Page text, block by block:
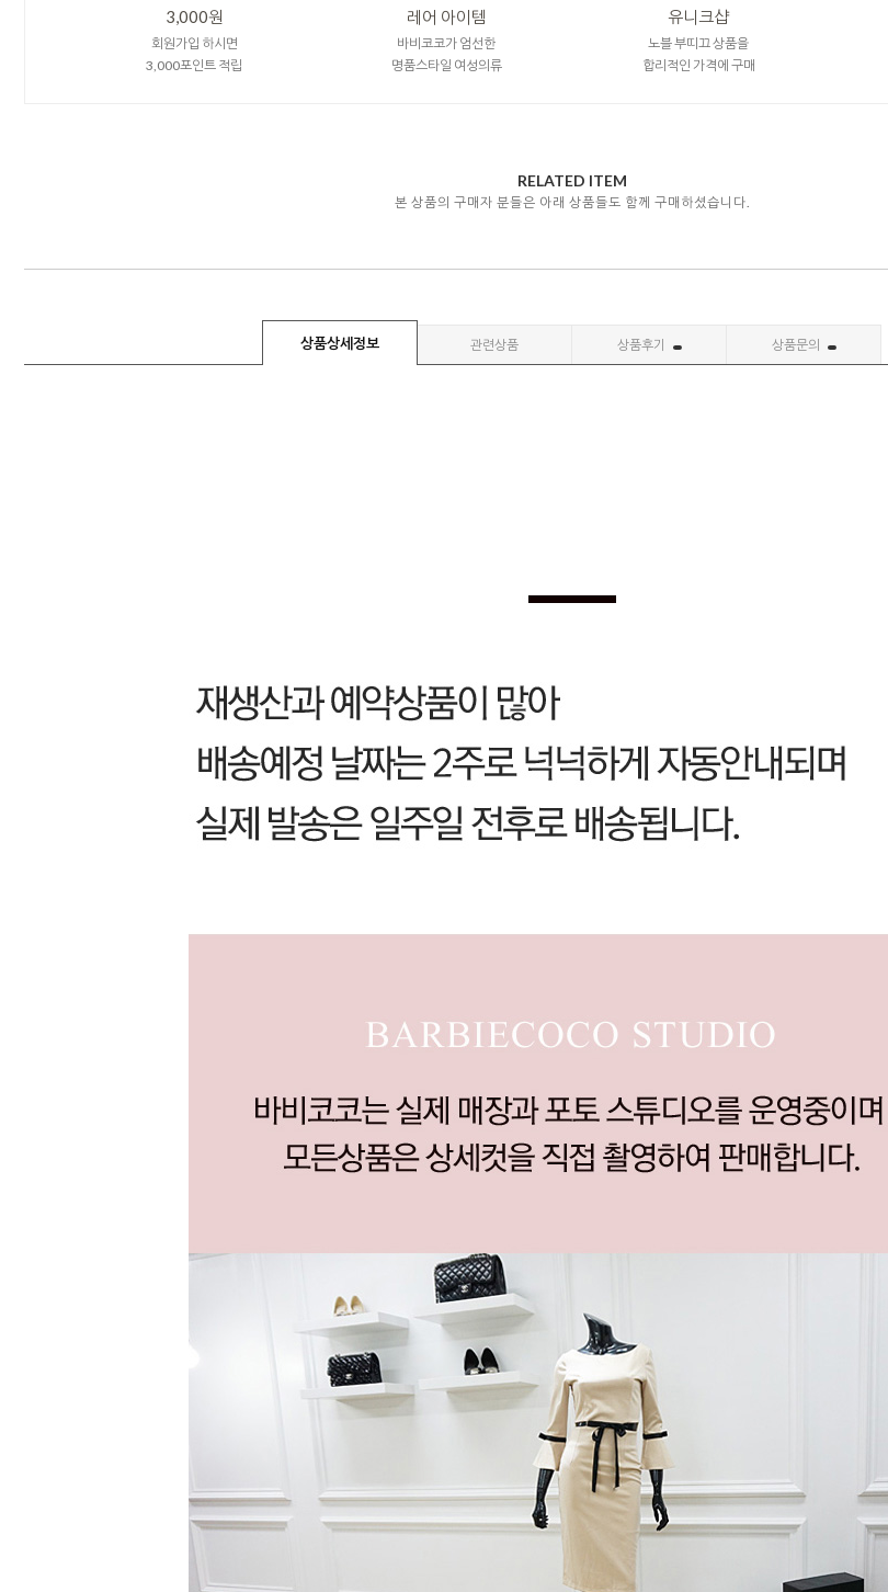
3,000원
회원가입 하시면
3,000포인트 적립
레어 아이템
바비코코가 엄선한
명품스타일 여성의류
유니크샵
노블 부띠끄 상품을
합리적인 가격에 구매
RELATED ITEM
본 상품의 구매자 분들은 아래 상품들도 함께 구매하셨습니다.
상품상세정보 관련상품 상품후기 상품문의